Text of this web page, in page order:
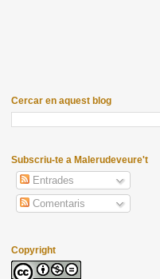
Cercar en aquest blog
Subscriu-te a Malerudeveure't
Entrades
Comentaris
Copyright